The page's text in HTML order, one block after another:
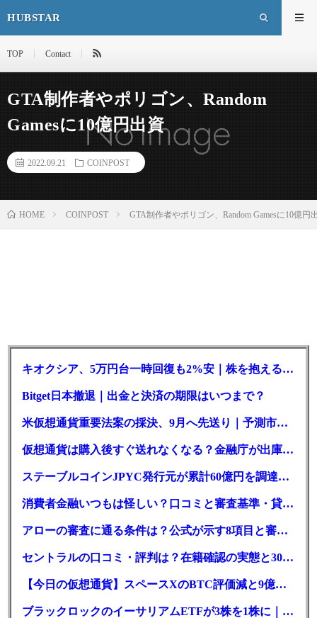
HUBSTAR
TOP Contact
GTA制作者やポリゴン、Random
Gamesに10億円出資
2022.09.21 COINPOST
HOME COINPOST GTA制作者やポリゴン、Random Gamesに10億円
キオクシア、5万円台一時回復も2%安｜株を抱える東芝は純利益30倍
Bitget日本撤退｜出金と決済の期限はいつまで？
米仮想通貨重要法案の採決、9月へ先送り｜予測市場の成立確率は14%に
仮想通貨は購入後すぐ送れなくなる？金融庁が出庫制限を要請
ステーブルコインJPYC発行元が累計60億円を調達、物流大手も出資参画
消費者金融いつもは怪しい？口コミと審査基準・貸付条件を調査
アローの審査に通る条件は？公式が示す8項目と審査時間
セントラルの口コミ・評判は？在籍確認の実態と30日金利0円の落とし穴
【今日の仮想通貨】スペースXのBTC評価減と9億株の解禁。208億円相当のBTCが盗難
ブラックロックのイーサリアムETFが3株を1株に｜年初来37%安